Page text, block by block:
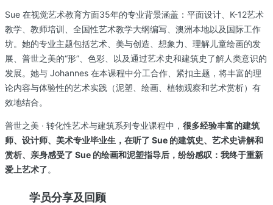
Sue 在视觉艺术教育方面35年的专业背景涵盖：平面设计、K-12艺术
教学、教师培训、全国性艺术教学大纲编写、澳洲本地以及国际工作
坊。她的专业主题包括艺术、美与创造、想象力、理解儿童绘画的发
展、普世之美的“形”、色彩、以及通过艺术史和建筑史了解人类意识的
发展。她与 Johannes 在本课程中分工合作、紧扣主题，将丰富的理
论内容与体验性的艺术实践（泥塑、绘画、植物观察和艺术赏析）有
效地结合。
普世之美 · 转化性艺术与建筑系列专业课程中， 很多经验丰富的建筑
师、设计师、美术专业毕业生，在听了 Sue 的建筑史、艺术史讲解和
赏析、亲身感受了 Sue 的绘画和泥塑指导后，纷纷感叹：我终于重新
爱上艺术了。
学员分享及回顾